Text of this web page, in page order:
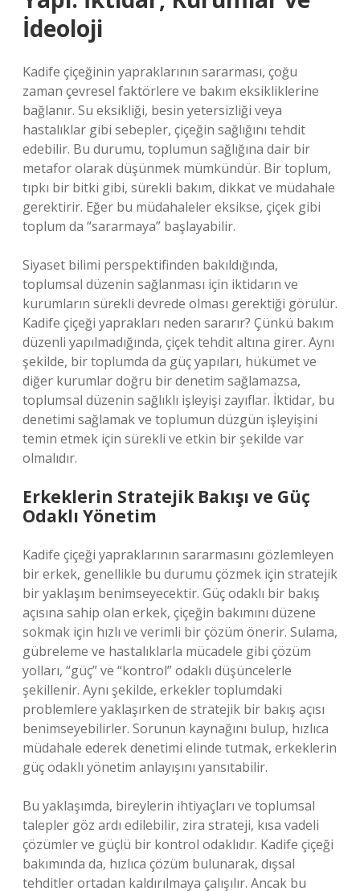
İdeoloji
Kadife çiçeğinin yapraklarının sararması, çoğu
zaman çevresel faktörlere ve bakım eksikliklerine
bağlanır. Su eksikliği, besin yetersizliği veya
hastalıklar gibi sebepler, çiçeğin sağlığını tehdit
edebilir. Bu durumu, toplumun sağlığına dair bir
metafor olarak düşünmek mümkündür. Bir toplum,
tıpkı bir bitki gibi, sürekli bakım, dikkat ve müdahale
gerektirir. Eğer bu müdahaleler eksikse, çiçek gibi
toplum da “sararmaya” başlayabilir.
Siyaset bilimi perspektifinden bakıldığında,
toplumsal düzenin sağlanması için iktidarın ve
kurumların sürekli devrede olması gerektiği görülür.
Kadife çiçeği yaprakları neden sararır? Çünkü bakım
düzenli yapılmadığında, çiçek tehdit altına girer. Aynı
şekilde, bir toplumda da güç yapıları, hükümet ve
diğer kurumlar doğru bir denetim sağlamazsa,
toplumsal düzenin sağlıklı işleyişi zayıflar. İktidar, bu
denetimi sağlamak ve toplumun düzgün işleyişini
temin etmek için sürekli ve etkin bir şekilde var
olmalıdır.
Erkeklerin Stratejik Bakışı ve Güç
Odaklı Yönetim
Kadife çiçeği yapraklarının sararmasını gözlemleyen
bir erkek, genellikle bu durumu çözmek için stratejik
bir yaklaşım benimseyecektir. Güç odaklı bir bakış
açısına sahip olan erkek, çiçeğin bakımını düzene
sokmak için hızlı ve verimli bir çözüm önerir. Sulama,
gübreleme ve hastalıklarla mücadele gibi çözüm
yolları, “güç” ve “kontrol” odaklı düşüncelerle
şekillenir. Aynı şekilde, erkekler toplumdaki
problemlere yaklaşırken de stratejik bir bakış açısı
benimseyebilirler. Sorunun kaynağını bulup, hızlıca
müdahale ederek denetimi elinde tutmak, erkeklerin
güç odaklı yönetim anlayışını yansıtabilir.
Bu yaklaşımda, bireylerin ihtiyaçları ve toplumsal
talepler göz ardı edilebilir, zira strateji, kısa vadeli
çözümler ve güçlü bir kontrol odaklıdır. Kadife çiçeği
bakımında da, hızlıca çözüm bulunarak, dışsal
tehditler ortadan kaldırılmaya çalışılır. Ancak bu